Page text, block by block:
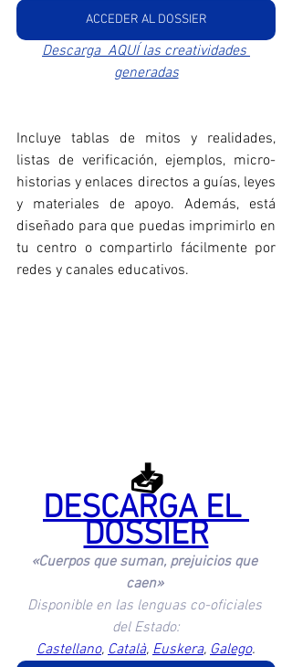
ACCEDER AL DOSSIER
Descarga  AQUÍ las creatividades
generadas
Incluye tablas de mitos y realidades,
listas de verificación, ejemplos, micro-
historias y enlaces directos a guías, leyes
y materiales de apoyo. Además, está
diseñado para que puedas imprimirlo en
tu centro o compartirlo fácilmente por
redes y canales educativos.
📥
DESCARGA EL
DOSSIER
«Cuerpos que suman, prejuicios que
caen»
Disponible en las lenguas co-oficiales
del Estado:
Castellano, Català, Euskera, Galego.